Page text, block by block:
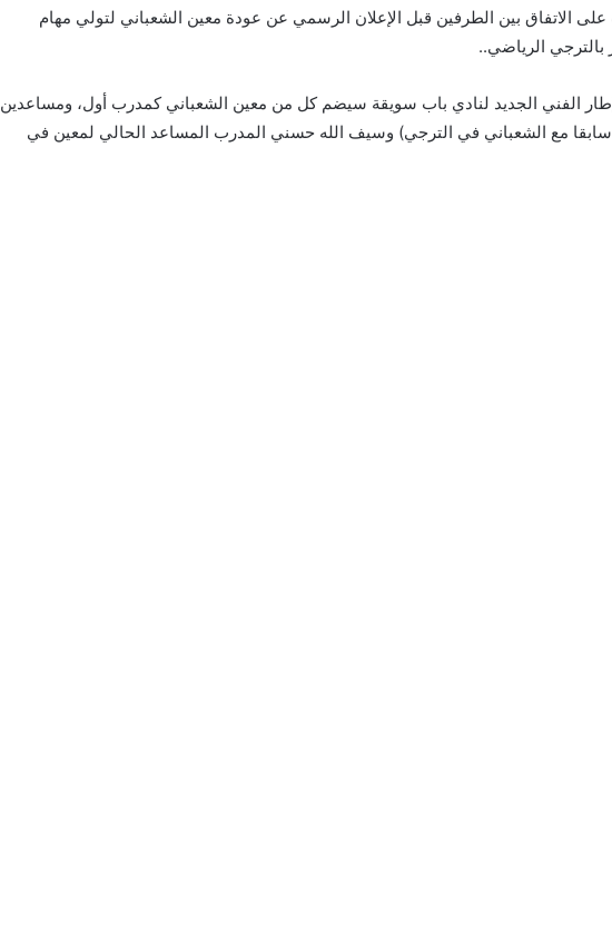
الاتفاق بين الطرفين قبل الإعلان الرسمي عن عودة معين الشعباني لتولي مهام
بالترجي الرياضي..
الفني الجديد لنادي باب سويقة سيضم كل من معين الشعباني كمدرب أول، ومساعدين
مع الشعباني في الترجي) وسيف الله حسني المدرب المساعد الحالي لمعين في